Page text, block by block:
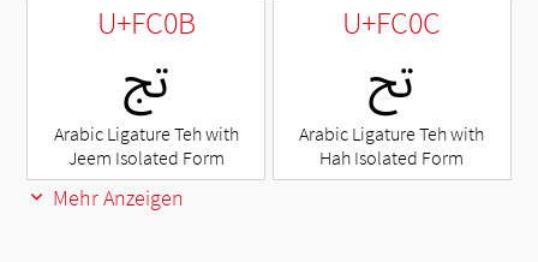
U+FC0B
ﰋ
Arabic Ligature Teh with
Jeem Isolated Form
U+FC0C
ﰌ
Arabic Ligature Teh with
Hah Isolated Form
Mehr Anzeigen